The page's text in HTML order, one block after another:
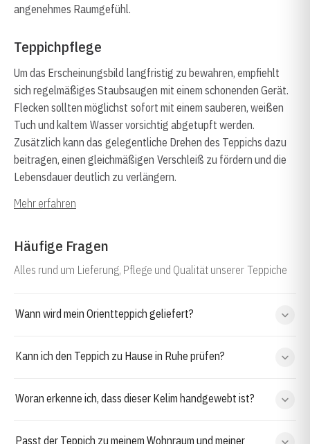
angenehmes Raumgefühl.
Teppichpflege
Um das Erscheinungsbild langfristig zu bewahren, empfiehlt
sich regelmäßiges Staubsaugen mit einem schonenden Gerät.
Flecken sollten möglichst sofort mit einem sauberen, weißen
Tuch und kaltem Wasser vorsichtig abgetupft werden.
Zusätzlich kann das gelegentliche Drehen des Teppichs dazu
beitragen, einen gleichmäßigen Verschleiß zu fördern und die
Lebensdauer deutlich zu verlängern.
Mehr erfahren
Häufige Fragen
Alles rund um Lieferung, Pflege und Qualität unserer Teppiche
Wann wird mein Orientteppich geliefert?
Kann ich den Teppich zu Hause in Ruhe prüfen?
Woran erkenne ich, dass dieser Kelim handgewebt ist?
Passt der Teppich zu meinem Wohnraum und meiner